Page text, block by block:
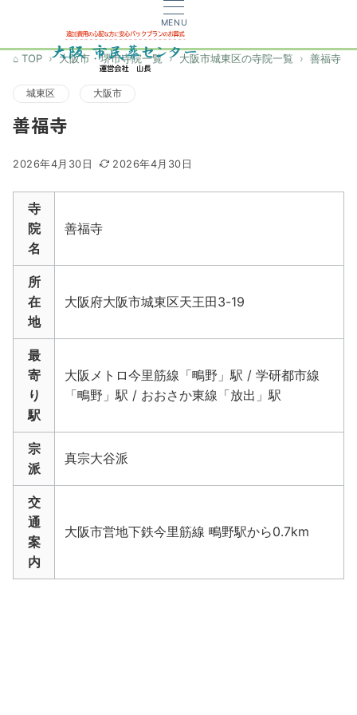
MENU
TOP 大阪市・堺市寺院一覧 大阪市城東区の寺院一覧 善福寺
城東区 大阪市
善福寺
2026年4月30日 2026年4月30日
寺
院
名
善福寺
所
在
地
大阪府大阪市城東区天王田3-19
最
寄
り
駅
大阪メトロ今里筋線「鴫野」駅 / 学研都市線
「鴫野」駅 / おおさか東線「放出」駅
宗
派
真宗大谷派
交
通
案
内
大阪市営地下鉄今里筋線 鴫野駅から0.7km